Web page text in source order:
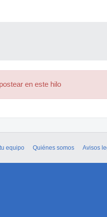
en este hilo
equipo Quiénes somos Avisos